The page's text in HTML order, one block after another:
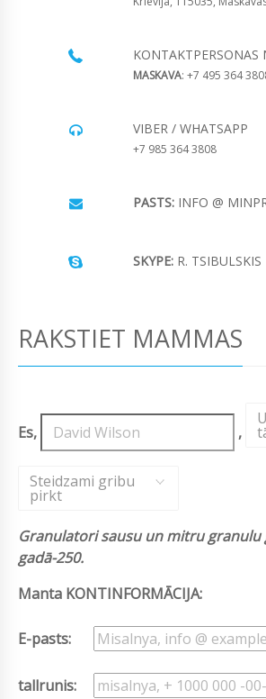
KONTAKTPERSONAS
MASKAVA: +7 495 364
VIBER / WHATSAPP
+7 985 364 3808
PASTS: INFO @
SKYPE: R. TSIBULSKIS
RAKSTIET MAMMAS
Es, ,
Steidzami gribu
pirkt
Granulatori sausu un mitru granulu
gadā-250.
Manta KONTINFORMĀCIJA:
E-pasts:
tallrunis: